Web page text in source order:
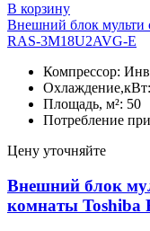
В корзину
Внешний блок мульти
RAS-3M18U2AVG-E
Компрессор:
Площадь, м²: 50
Потребление
Цену уточняйте
Внешний блок
комнаты Toshiba